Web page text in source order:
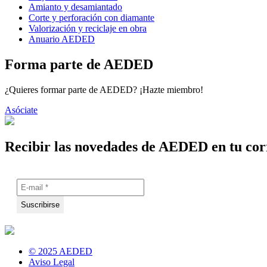
Amianto y desamiantado
Corte y perforación con diamante
Valorización y reciclaje en obra
Anuario AEDED
Forma parte de AEDED
¿Quieres formar parte de AEDED? ¡Hazte miembro!
Asóciate
Recibir las novedades de AEDED en tu
© 2025 AEDED
Aviso Legal